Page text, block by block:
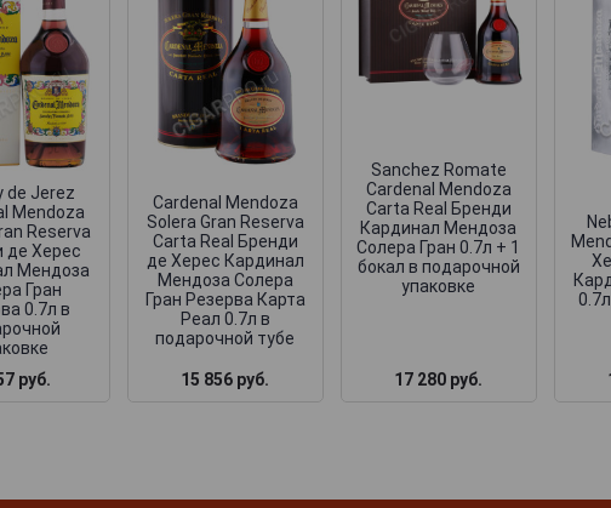
de Jerez
Mendoza
Reserva
де Херес
Мендоза
Гран
0.7л в
руб.
Cardenal Mendoza
Solera Gran Reserva
Carta Real Бренди
де Херес Кардинал
Мендоза Солера
Гран Резерва Карта
Реал 0.7л в
подарочной тубе
15 856 руб.
Sanchez Romate
Cardenal Mendoza
Carta Real Бренди
Кардинал Мендоза
Солера Гран 0.7л + 1
бокал в подарочной
упаковке
17 280 руб.